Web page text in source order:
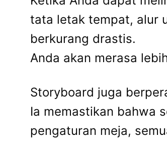
tata letak tempat, alur
berkurang drastis.
Anda akan merasa
Storyboard juga
Ia memastikan bahwa
pengaturan meja,